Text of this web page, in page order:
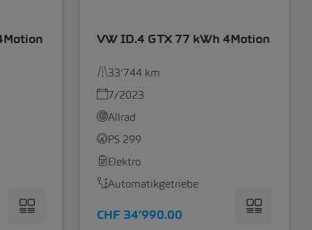
VW ID.4 GTX 77 kWh 4Motion
33’744 km
7/2023
Allrad
PS 299
Elektro
Automatikgetriebe
CHF 34’990.00